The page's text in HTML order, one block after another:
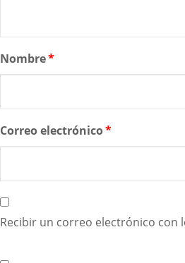
Nombre*
Correo electrónico*
Recibir un correo electrónico con